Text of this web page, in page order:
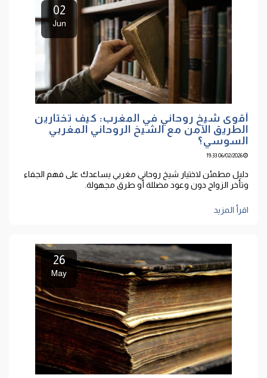
02
Jun
أقوى شيخ روحاني في المغرب: كيف تختارين
الطريق الآمن مع الشيخ الروحاني المغربي
السوسي؟
06/02/2026 19:33
دليل مطمئن لاختيار شيخ روحاني مغربي يساعدك على فهم الجفاء
وتأخر الزواج دون وعود مضللة أو طرق مجهولة.
اقرأ المزيد
26
May